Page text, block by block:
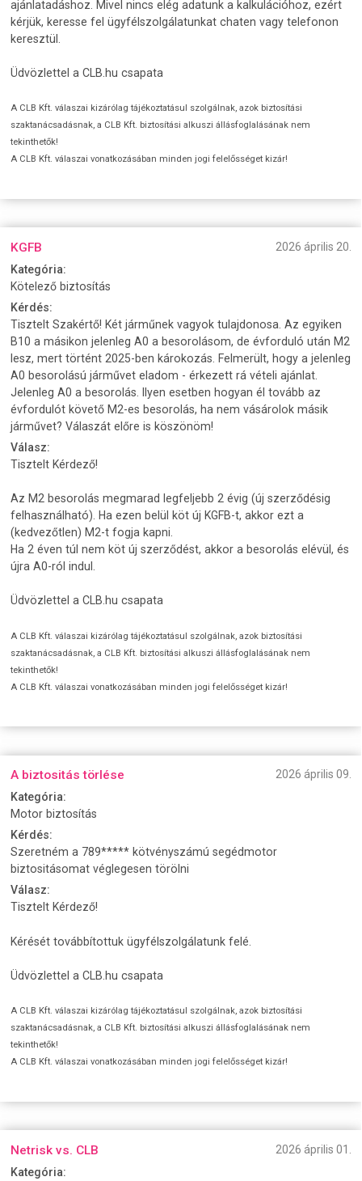
ajánlatadáshoz. Mivel nincs elég adatunk a kalkulációhoz, ezért
kérjük, keresse fel ügyfélszolgálatunkat chaten vagy telefonon
keresztül.
Üdvözlettel a CLB.hu csapata
A CLB Kft. válaszai kizárólag tájékoztatásul szolgálnak, azok biztosítási
szaktanácsadásnak, a CLB Kft. biztosítási alkuszi állásfoglalásának nem
tekinthetők!
A CLB Kft. válaszai vonatkozásában minden jogi felelősséget kizár!
KGFB
2026 április 20.
Kategória:
Kötelező biztosítás
Kérdés:
Tisztelt Szakértő! Két járműnek vagyok tulajdonosa. Az egyiken
B10 a másikon jelenleg A0 a besorolásom, de évforduló után M2
lesz, mert történt 2025-ben károkozás. Felmerült, hogy a jelenleg
A0 besorolású járművet eladom - érkezett rá vételi ajánlat.
Jelenleg A0 a besorolás. Ilyen esetben hogyan él tovább az
évfordulót követő M2-es besorolás, ha nem vásárolok másik
járművet? Válaszát előre is köszönöm!
Válasz:
Tisztelt Kérdező!
Az M2 besorolás megmarad legfeljebb 2 évig (új szerződésig
felhasználható). Ha ezen belül köt új KGFB-t, akkor ezt a
(kedvezőtlen) M2-t fogja kapni.
Ha 2 éven túl nem köt új szerződést, akkor a besorolás elévül, és
újra A0-ról indul.
Üdvözlettel a CLB.hu csapata
A CLB Kft. válaszai kizárólag tájékoztatásul szolgálnak, azok biztosítási
szaktanácsadásnak, a CLB Kft. biztosítási alkuszi állásfoglalásának nem
tekinthetők!
A CLB Kft. válaszai vonatkozásában minden jogi felelősséget kizár!
A biztositás törlése
2026 április 09.
Kategória:
Motor biztosítás
Kérdés:
Szeretném a 789***** kötvényszámú segédmotor
biztositásomat véglegesen törölni
Válasz:
Tisztelt Kérdező!
Kérését továbbítottuk ügyfélszolgálatunk felé.
Üdvözlettel a CLB.hu csapata
A CLB Kft. válaszai kizárólag tájékoztatásul szolgálnak, azok biztosítási
szaktanácsadásnak, a CLB Kft. biztosítási alkuszi állásfoglalásának nem
tekinthetők!
A CLB Kft. válaszai vonatkozásában minden jogi felelősséget kizár!
Netrisk vs. CLB
2026 április 01.
Kategória: